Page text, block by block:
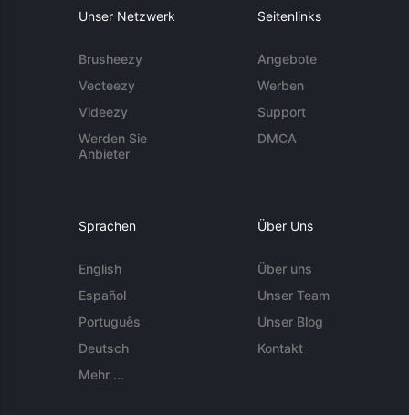
Unser Netzwerk
Brusheezy
Vecteezy
Videezy
Werden Sie
Anbieter
Seitenlinks
Angebote
Werben
Support
DMCA
Sprachen
English
Español
Português
Deutsch
Mehr ...
Über Uns
Über uns
Unser Team
Unser Blog
Kontakt